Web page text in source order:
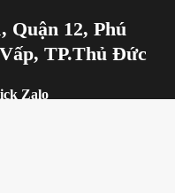
Quận 12, Phú
TP.Thủ Đức
Zalo